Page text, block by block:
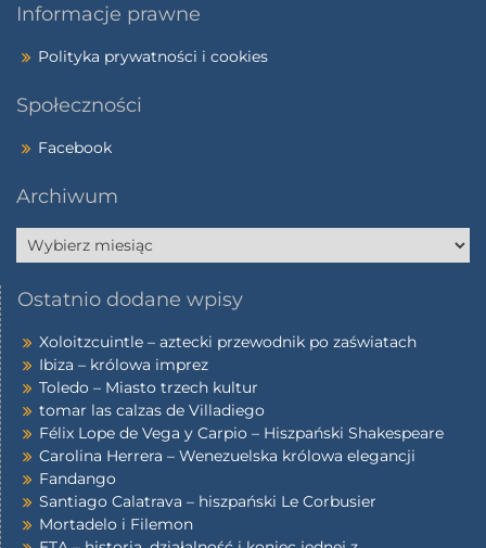
Informacje prawne
Polityka prywatności i cookies
Społeczności
Facebook
Archiwum
Ostatnio dodane wpisy
Xoloitzcuintle – aztecki przewodnik po zaświatach
Ibiza – królowa imprez
Toledo – Miasto trzech kultur
tomar las calzas de Villadiego
Félix Lope de Vega y Carpio – Hiszpański Shakespeare
Carolina Herrera – Wenezuelska królowa elegancji
Fandango
Santiago Calatrava – hiszpański Le Corbusier
Mortadelo i Filemon